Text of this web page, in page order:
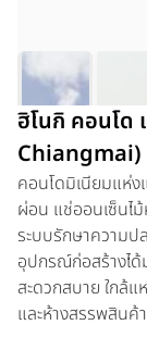
ฮิโนกิ คอนโด
Chiangmai)
คอนโดมิเนียมแห่
ผ่อน แช่ออนเซ็นไ
ระบบรักษาความป
อุปกรณ์ก่อสร้างได้
สะดวกสบาย ใกล้
และห้างสรรพสินค้า